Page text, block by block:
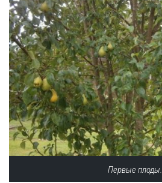
Первые плоды.